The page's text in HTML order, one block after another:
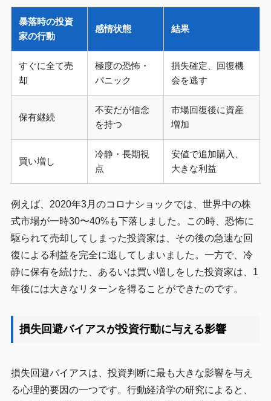
暴落時の投資
家の行動
感情状態 結果
すぐに全て売
却
極度の恐怖・
パニック
損失確定、回復機
会を逃す
保有継続
不安だが信念
を持つ
市場回復後に資産
増加
買い増し
冷静・長期視
点
安値で追加購入、
大きな利益
例えば、2020年3月のコロナショックでは、世界中の株
式市場が一時30〜40%も下落しました。この時、恐怖に
駆られて売却してしまった投資家は、その後の急速な回
復による利益を完全に逃してしまいました。一方で、冷
静に保有を続けた、あるいは買い増しをした投資家は、1
年後には大きなリターンを得ることができたのです。
損失回避バイアスが投資行動に与える影響
損失回避バイアスは、投資判断に最も大きな影響を与え
る心理的要因の一つです。行動経済学の研究によると、